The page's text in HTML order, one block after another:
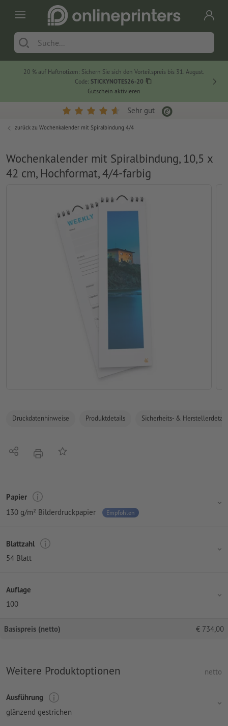
20 % auf Haftnotizen: Sichern Sie sich den Vorteilspreis bis 31. August.
Code: STICKYNOTES26-20
Gutschein aktivieren
Sehr gut
zurück zu Wochenkalender mit Spiralbindung 4/4
Wochenkalender mit Spiralbindung, 10,5 x
42 cm, Hochformat, 4/4-farbig
Druckdatenhinweise Produktdetails Sicherheits- &
Teilen DruckenAuf die Merkliste
Papier
130 g/m² Bilderdruckpapier
Empfohlen
Blattzahl
54 Blatt
Auflage
100
Basispreis (netto) € 734,00
Weitere Produktoptionen netto
Ausführung
glänzend gestrichen